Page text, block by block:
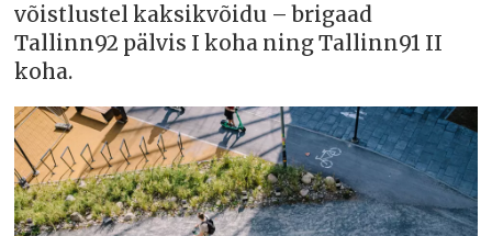
võistlustel kaksikvõidu – brigaad
Tallinn92 pälvis I koha ning Tallinn91 II
koha.